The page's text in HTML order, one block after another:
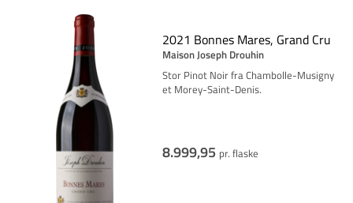
2021 Bonnes Mares, Grand Cru
Maison Joseph Drouhin
Stor Pinot Noir fra Chambolle-Musigny
et Morey-Saint-Denis.
8.999,95 pr. flaske